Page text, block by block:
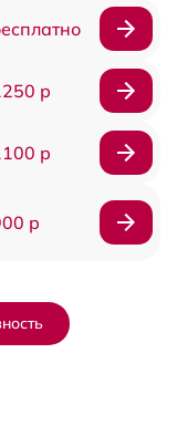
р
р
р